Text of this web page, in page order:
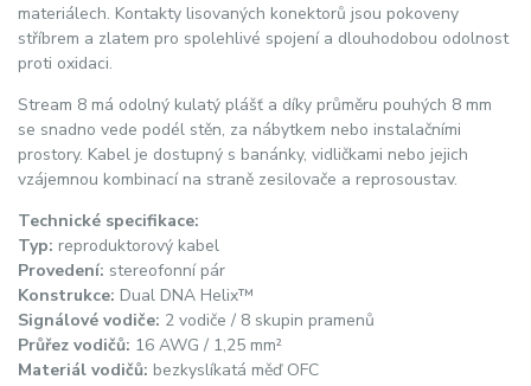
materiálech. Kontakty lisovaných konektorů jsou pokoveny
stříbrem a zlatem pro spolehlivé spojení a dlouhodobou odolnost
proti oxidaci.
Stream 8 má odolný kulatý plášť a díky průměru pouhých 8 mm
se snadno vede podél stěn, za nábytkem nebo instalačními
prostory. Kabel je dostupný s banánky, vidličkami nebo jejich
vzájemnou kombinací na straně zesilovače a reprosoustav.
Technické specifikace:
Typ: reproduktorový kabel
Provedení: stereofonní pár
Konstrukce: Dual DNA Helix™
Signálové vodiče: 2 vodiče / 8 skupin pramenů
Průřez vodičů: 16 AWG / 1,25 mm²
Materiál vodičů: bezkyslíkatá měď OFC